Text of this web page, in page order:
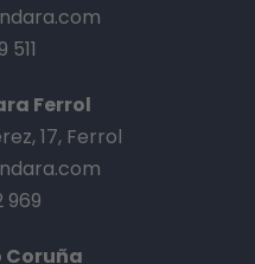
511
Ferrol
17, Ferrol
969